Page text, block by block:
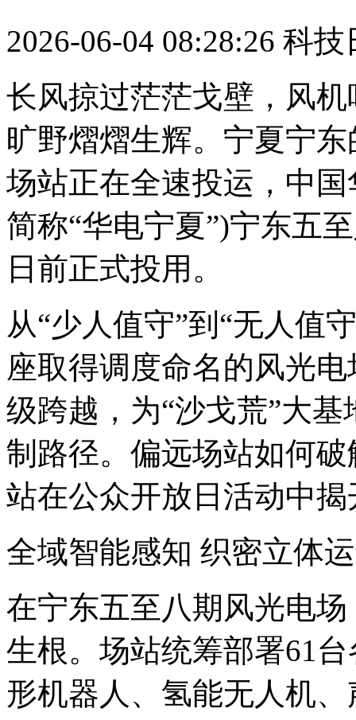
2026-06-04 08:28:26 科
长风掠过茫茫戈壁，风
旷野熠熠生辉。宁夏宁
场站正在全速投运，中
简称“华电宁夏”)宁东五
日前正式投用。
从“少人值守”到“无人值
座取得调度命名的风光
级跨越，为“沙戈荒”大
制路径。偏远场站如何
站在公众开放日活动中
全域智能感知 织密立体
在宁东五至八期风光电
生根。场站统筹部署61
形机器人、氢能无人机